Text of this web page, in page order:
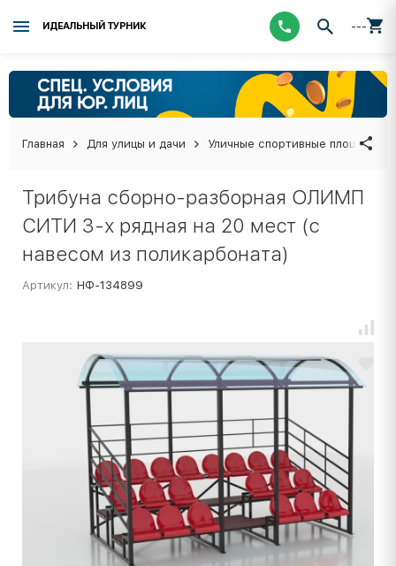
ИДЕАЛЬНЫЙ ТУРНИК ---
Главная Для улицы и дачи Уличные спортивные площадки
Трибуна сборно-разборная ОЛИМП
СИТИ 3-х рядная на 20 мест (с
навесом из поликарбоната)
Артикул: НФ-134899